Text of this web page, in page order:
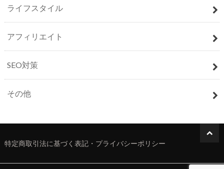
ライフスタイル
アフィリエイト
SEO対策
その他
特定商取引法に基づく表記・プライバシーポリシー